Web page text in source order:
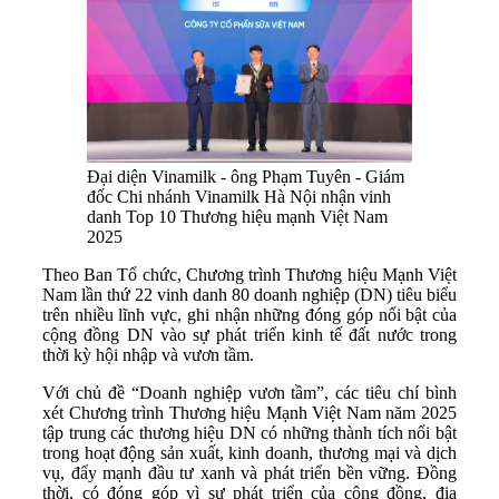
Đại diện Vinamilk - ông Phạm Tuyên - Giám
đốc Chi nhánh Vinamilk Hà Nội nhận vinh
danh Top 10 Thương hiệu mạnh Việt Nam
2025
Theo Ban Tổ chức, Chương trình Thương hiệu Mạnh Việt
Nam lần thứ 22 vinh danh 80 doanh nghiệp (DN) tiêu biểu
trên nhiều lĩnh vực, ghi nhận những đóng góp nổi bật của
cộng đồng DN vào sự phát triển kinh tế đất nước trong
thời kỳ hội nhập và vươn tầm.
Với chủ đề “Doanh nghiệp vươn tầm”, các tiêu chí bình
xét Chương trình Thương hiệu Mạnh Việt Nam năm 2025
tập trung các thương hiệu DN có những thành tích nổi bật
trong hoạt động sản xuất, kinh doanh, thương mại và dịch
vụ, đẩy mạnh đầu tư xanh và phát triển bền vững. Đồng
thời, có đóng góp vì sự phát triển của cộng đồng, địa